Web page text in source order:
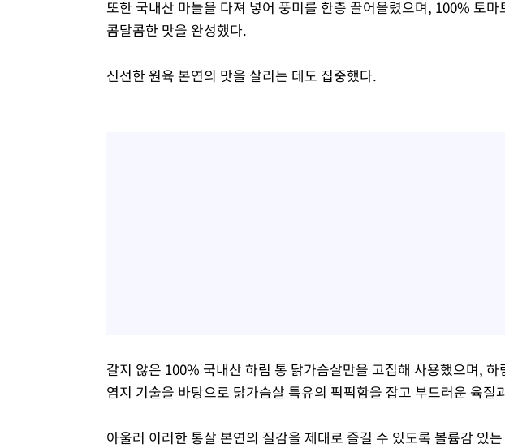
또한 국내산 마늘을 다져 넣어 풍미를 한층 끌어올렸으며, 100% 토
콤달콤한 맛을 완성했다.
신선한 원육 본연의 맛을 살리는 데도 집중했다.
갈지 않은 100% 국내산 하림 통 닭가슴살만을 고집해 사용했으며,
염지 기술을 바탕으로 닭가슴살 특유의 퍽퍽함을 잡고 부드러운 육질
아울러 이러한 통살 본연의 질감을 제대로 즐길 수 있도록 볼륨감 있